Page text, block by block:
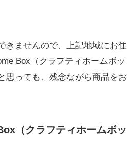
きませんので、上記地域にお住
Box（クラフティホームボッ
思っても、残念ながら商品をお
（クラフティホームボッ